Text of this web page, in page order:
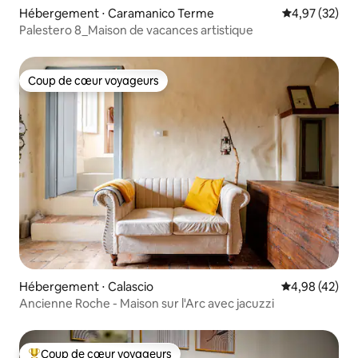
Hébergement ⋅ Caramanico Terme Évaluation
4,97 (32)
Palestero 8_Maison de vacances artistique
Coup de cœur voyageurs
Coup de cœur voyageurs
Hébergement ⋅ Calascio Évaluation
4,98 (42)
Ancienne Roche - Maison sur l'Arc avec jacuzzi
Coup de cœur voyageurs